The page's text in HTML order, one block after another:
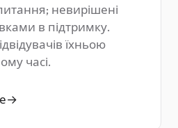
невирішені
в підтримку.
їхньою
часі.